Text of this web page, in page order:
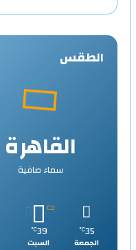
الطقس
القاهرة
سماء صافية
35
℃
الجمعة
39
℃
السبت